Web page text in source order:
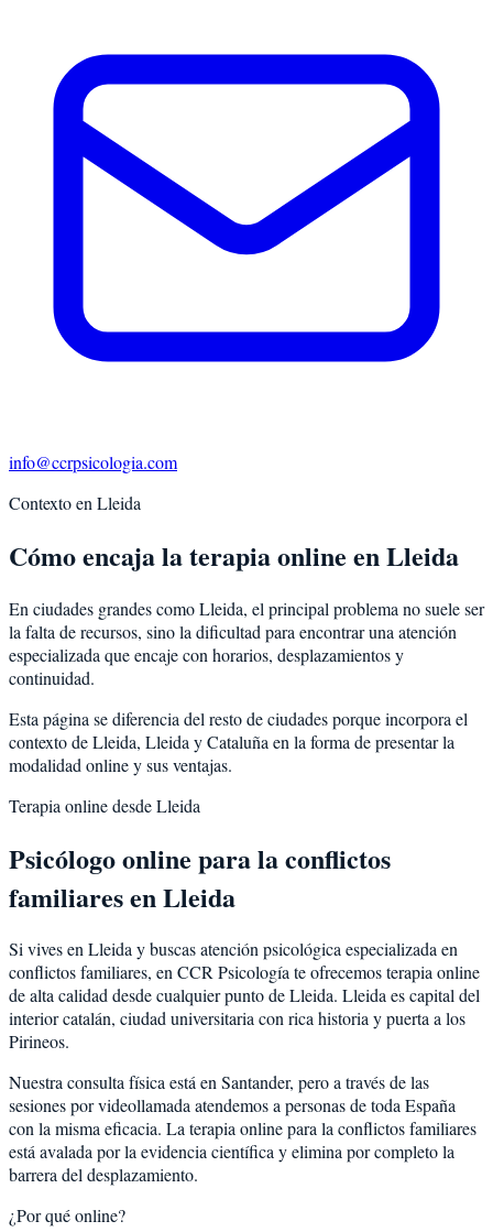
info@ccrpsicologia.com
Contexto en Lleida
Cómo encaja la terapia online en Lleida
En ciudades grandes como Lleida, el principal problema no suele ser
la falta de recursos, sino la dificultad para encontrar una atención
especializada que encaje con horarios, desplazamientos y
continuidad.
Esta página se diferencia del resto de ciudades porque incorpora el
contexto deLleida, Lleida yCataluña en la forma de presentar la
modalidad online y sus ventajas.
Terapia online desdeLleida
Psicólogo online para laconflictos
familiaresenLleida
Si vives enLleiday buscas atención psicológica especializada en
conflictos familiares, en CCR Psicología te ofrecemos terapia online
de alta calidad desde cualquier punto deLleida. Lleidaescapital del
interior catalán, ciudad universitaria con rica historia y puerta a los
Pirineos.
Nuestra consulta física está en Santander, pero a través de las
sesiones por videollamada atendemos a personas de toda España
con la misma eficacia. La terapia online para laconflictos familiares
está avalada por la evidencia científica y elimina por completo la
barrera del desplazamiento.
¿Por qué online?